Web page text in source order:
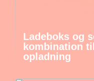
Ladeboks og
kombination
opladning